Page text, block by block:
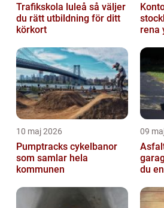
Trafikskola luleå så väljer
du rätt utbildning för ditt
körkort
stockholm
rena
10 maj 2026
Pumptracks cykelbanor
som samlar hela
kommunen
09
du